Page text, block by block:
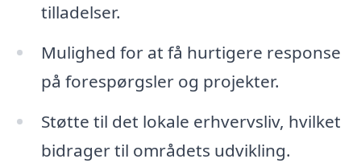
tilladelser.
Mulighed for at få hurtigere response
på forespørgsler og projekter.
Støtte til det lokale erhvervsliv, hvilket
bidrager til områdets udvikling.